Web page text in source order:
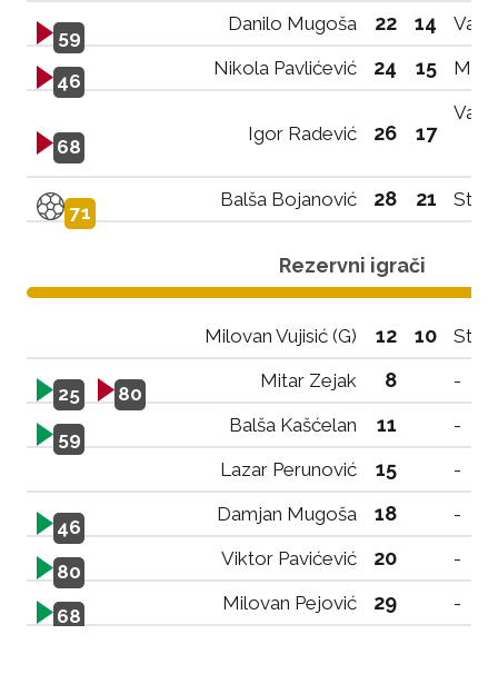
59
Danilo Mugoša 22 14
46
Nikola Pavlićević 24 15
68
Igor Radević 26 17
71
Balša Bojanović 28 21
Rezervni igrači
Milovan Vujisić (G) 12 10
25 80
Mitar Zejak 8 -
59
Balša Kašćelan 11
-
Lazar Perunović
15 -
46
Damjan Mugoša 18 -
80
Viktor Pavićević 20 -
68
Milovan Pejović 29 -